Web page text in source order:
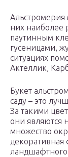
них наиболее
паутинным
гусеницами,
ситуациях
Актеллик,
Букет
саду – это
За такими
они являются
множество